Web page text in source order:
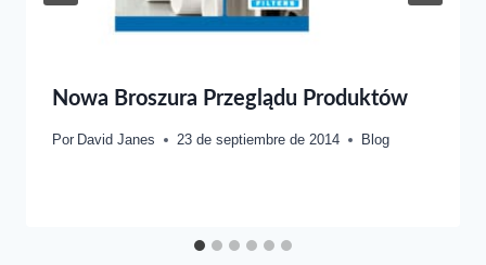
Nowa Broszura Przeglądu Produktów
Por David Janes 23 de septiembre de 2014 Blog